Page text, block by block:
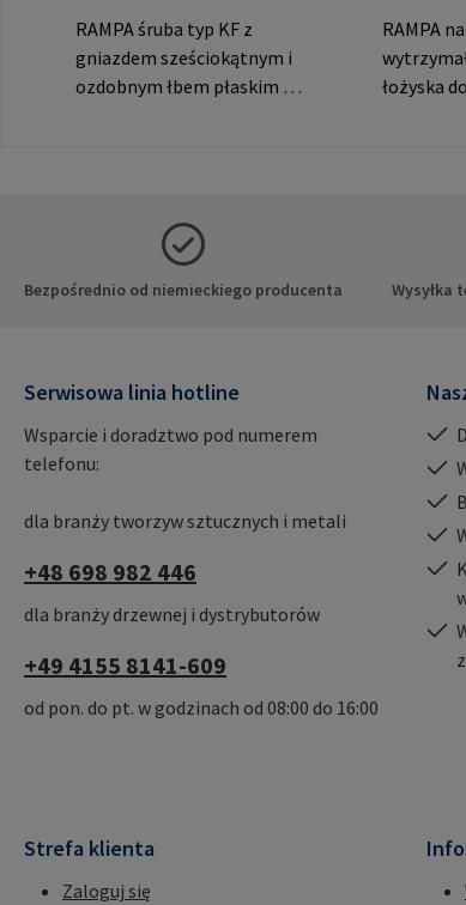
RAMPA śruba typ KF z
gniazdem sześciokątnym i
ozdobnym łbem płaskim do
Mail: mail@rampa.com
RAMPA
łożyska
RAMPA.
RAMPA
der
Bezpośrednio od niemieckiego producenta Wysyłka
Serwisowa linia hotline
Wsparcie i doradztwo pod numerem
telefonu:
dla branży tworzyw sztucznych i metali
+48 698 982 446
dla branży drzewnej i dystrybutorów
+49 4155 8141-609
od pon. do pt. w godzinach od 08:00 do 16:00
Strefa klienta
Zaloguj się